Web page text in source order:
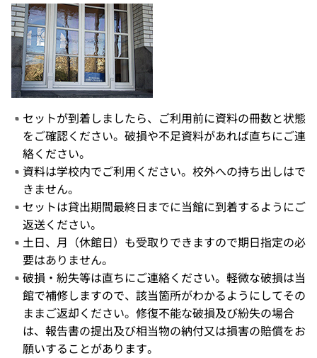
セットが到着しましたら、ご利用前に資料の冊数と状態
をご確認ください。破損や不足資料があれば直ちにご連
絡ください。
資料は学校内でご利用ください。校外への持ち出しはで
きません。
セットは貸出期間最終日までに当館に到着するようにご
返送ください。
土日、月（休館日）も受取りできますので期日指定の必
要はありません。
破損・紛失等は直ちにご連絡ください。軽微な破損は当
館で補修しますので、該当箇所がわかるようにしてその
ままご返却ください。修復不能な破損及び紛失の場合
は、報告書の提出及び相当物の納付又は損害の賠償をお
願いすることがあります。